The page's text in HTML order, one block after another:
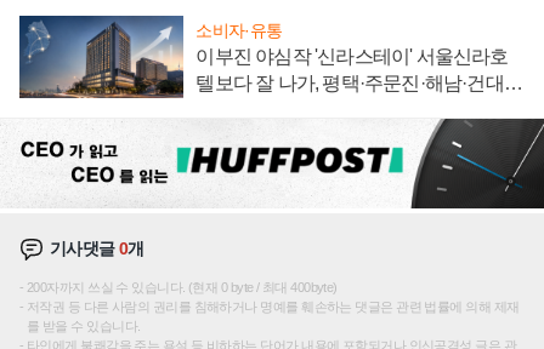
소비자·유통
이부진 야심작 '신라스테이' 서울신라호
텔보다 잘 나가, 평택·주문진·해남·건대로
기사댓글0개
200자까지 쓰실 수 있습니다. (현재 0 byte / 최대 400byte)
저작권 등 다른 사람의 권리를 침해하거나 명예를 훼손하는 댓글은 관련 법률에 의해 제재
를 받을 수 있습니다.
타인에게 불쾌감을 주는 욕설 등 비하하는 단어가 내용에 포함되거나 인신공격성 글은 관